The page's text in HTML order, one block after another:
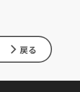
戻る